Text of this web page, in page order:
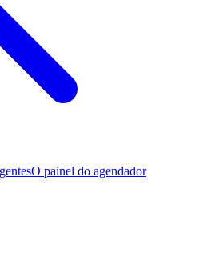
O painel do agendador